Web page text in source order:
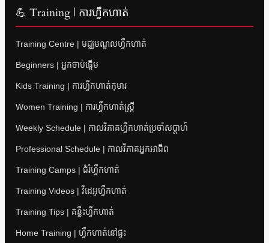
💪 Training | ការហ្វឹកហាត់
Training Centre | មជ្ឈមណ្ឌលហ្វឹកហាត់
Beginners | អ្នកចាប់ផ្តើម
Kids Training | ការហ្វឹកហាត់កុមារ
Women Training | ការហ្វឹកហាត់ស្ត្រី
Weekly Schedule | កាលវិភាគហ្វឹកហាត់ប្រចាំសប្តាហ៍
Professional Schedule | កាលវិភាគអ្នកអាជីព
Training Camps | ជំរំហ្វឹកហាត់
Training Videos | វីដេអូហ្វឹកហាត់
Training Tips | គន្លឹះហ្វឹកហាត់
Home Training | ហ្វឹកហាត់នៅផ្ទះ